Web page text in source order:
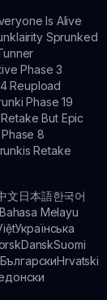
Is Alive
Sprunked
Phase 3
Reupload
Phase 19
But Epic
8
Retake
文日本語한국어
Bahasa Melayu
Українська
DanskSuomi
БългарскиHrvatski